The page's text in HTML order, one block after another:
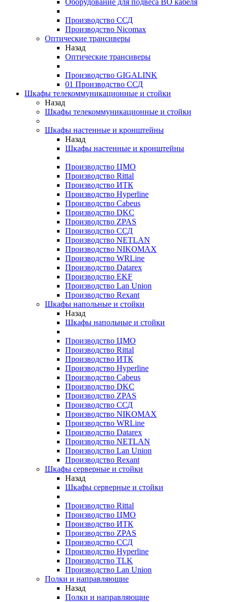
Оборудование для подвеса ВО кабеля
Производство ССД
Производство Nicomax
Оптические трансиверы
Назад
Оптические трансиверы
Производство GIGALINK
01 Производство ССД
Шкафы телекоммуникационные и стойки
Назад
Шкафы телекоммуникационные и стойки
Шкафы настенные и кронштейны
Назад
Шкафы настенные и кронштейны
Производство ЦМО
Производство Rittal
Производство ИТК
Производство Hyperline
Производство Cabeus
Производство DKC
Производство ZPAS
Производство ССД
Производство NETLAN
Производство NIKOMAX
Производство WRLine
Производство Datarex
Производство EKF
Производство Lan Union
Производство Rexant
Шкафы напольные и стойки
Назад
Шкафы напольные и стойки
Производство ЦМО
Производство Rittal
Производство ИТК
Производство Hyperline
Производство Cabeus
Производство DKC
Производство ZPAS
Производство ССД
Производство NIKOMAX
Производство WRLine
Производство Datarex
Производство NETLAN
Производство Lan Union
Производство Rexant
Шкафы серверные и стойки
Назад
Шкафы серверные и стойки
Производство Rittal
Производство ЦМО
Производство ИТК
Производство ZPAS
Производство ССД
Производство Hyperline
Производство TLK
Производство Lan Union
Полки и направляющие
Назад
Полки и направляющие